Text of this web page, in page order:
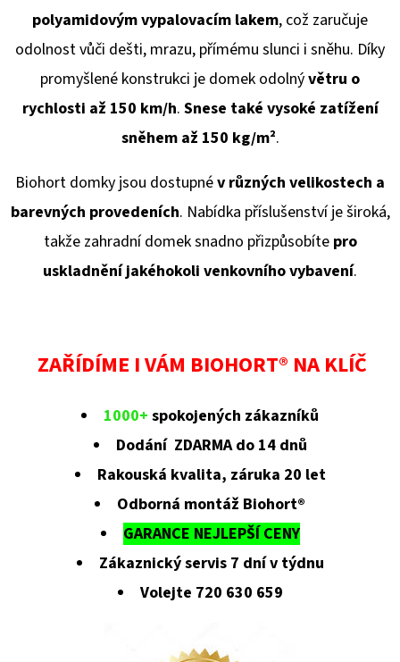
polyamidovým vypalovacím lakem, což zaručuje
odolnost vůči dešti, mrazu, přímému slunci i sněhu. Díky
promyšlené konstrukci je domek odolnývětru o
rychlosti až 150 km/h. Snese také vysoké zatížení
sněhem až 150 kg/m².
Biohort domky jsou dostupnév různých velikostech a
barevných provedeních. Nabídka příslušenství je široká,
takže zahradní domek snadno přizpůsobíte pro
uskladnění jakéhokoli venkovního vybavení.
ZAŘÍDÍME I VÁM BIOHORT® NA KLÍČ
1000+ spokojených zákazníků
Dodání ZDARMA do 14 dnů
Rakouská kvalita, záruka 20 let
Odborná montáž Biohort®
GARANCE NEJLEPŠÍ CENY
Zákaznický servis 7 dní v týdnu
Volejte 720 630 659